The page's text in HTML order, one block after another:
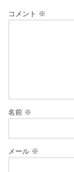
コメント ※
名前 ※
メール ※